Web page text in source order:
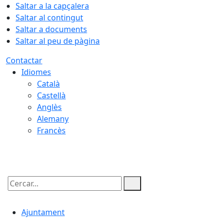
Saltar a la capçalera
Saltar al contingut
Saltar a documents
Saltar al peu de pàgina
Contactar
Idiomes
Català
Castellà
Anglès
Alemany
Francès
Cercar:
Ajuntament